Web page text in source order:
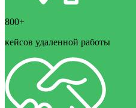
800+
кейсов удаленной работы